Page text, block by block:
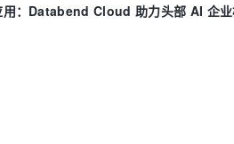
用：Databend Cloud 助力头部 AI 企